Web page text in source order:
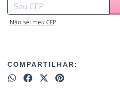
Não sei meu CEP
COMPARTILHAR: